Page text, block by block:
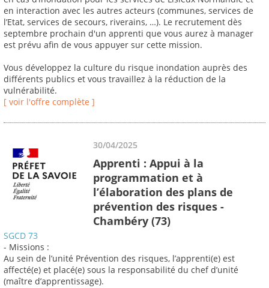
en interaction avec les autres acteurs (communes, services de
l’Etat, services de secours, riverains, …). Le recrutement dès
septembre prochain d'un apprenti que vous aurez à manager
est prévu afin de vous appuyer sur cette mission.
Vous développez la culture du risque inondation auprès des
différents publics et vous travaillez à la réduction de la
vulnérabilité.
[ voir l'offre complète ]
30/04/2025
Apprenti : Appui à la
programmation et à
l’élaboration des plans de
prévention des risques -
Chambéry (73)
SGCD 73
- Missions :
Au sein de l’unité Prévention des risques, l’apprenti(e) est
affecté(e) et placé(e) sous la responsabilité du chef d’unité
(maître d’apprentissage).